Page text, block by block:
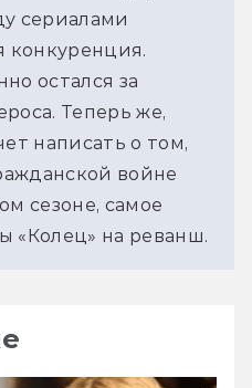
сериалами
конкуренция.
остался за
Теперь же,
написать о том,
войне
сезоне, самое
«Колец» на реванш.